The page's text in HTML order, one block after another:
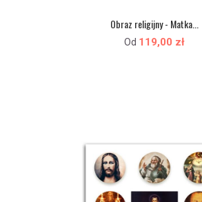
Obraz religijny - Matka...
Od 119,00 zł